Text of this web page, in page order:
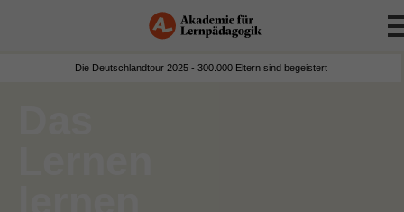
Die Deutschlandtour 2025 - 300.000 Eltern sind begeistert